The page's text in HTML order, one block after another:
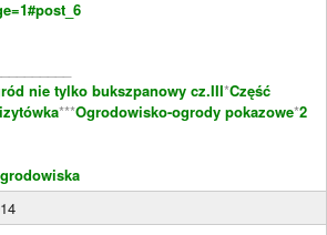
nie tylko bukszpanowy cz.III*Część
***Ogrodowisko-ogrody pokazowe*2